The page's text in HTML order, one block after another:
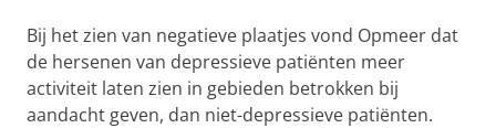
Bij het zien van negatieve plaatjes vond Opmeer dat
de hersenen van depressieve patiënten meer
activiteit laten zien in gebieden betrokken bij
aandacht geven, dan niet-depressieve patiënten.